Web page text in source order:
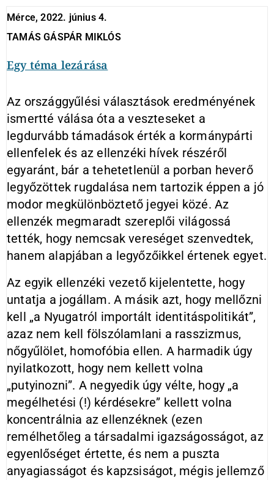
Mérce, 2022. június 4.
TAMÁS GÁSPÁR MIKLÓS
Egy téma lezárása
Az országgyűlési választások eredményének
ismertté válása óta a veszteseket a
legdurvább támadások érték a kormánypárti
ellenfelek és az ellenzéki hívek részéről
egyaránt, bár a tehetetlenül a porban heverő
legyőzöttek rugdalása nem tartozik éppen a jó
modor megkülönböztető jegyei közé. Az
ellenzék megmaradt szereplői világossá
tették, hogy nemcsak vereséget szenvedtek,
hanem alapjában a legyőzőikkel értenek egyet.
Az egyik ellenzéki vezető kijelentette, hogy
untatja a jogállam. A másik azt, hogy mellőzni
kell „a Nyugatról importált identitáspolitikát”,
azaz nem kell fölszólamlani a rasszizmus,
nőgyűlölet, homofóbia ellen. A harmadik úgy
nyilatkozott, hogy nem kellett volna
„putyinozni”. A negyedik úgy vélte, hogy „a
megélhetési (!) kérdésekre” kellett volna
koncentrálnia az ellenzéknek (ezen
remélhetőleg a társadalmi igazságosságot, az
egyenlőséget értette, és nem a puszta
anyagiasságot és kapzsiságot, mégis jellemző